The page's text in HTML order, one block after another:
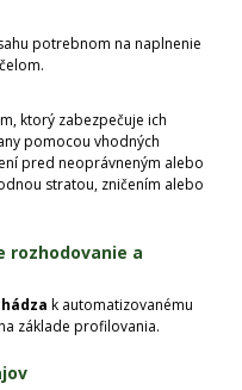
potrebnom na naplnenie
ktorý zabezpečuje ich
pomocou vhodných
pred neoprávneným alebo
stratou, zničením alebo
rozhodovanie a
k automatizovanému
základe profilovania.